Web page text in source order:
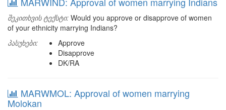
შეკითხვის ტექსტი: Would you approve or disapprove of women
of your ethnicity marrying Indians?
პასუხები:
Approve
Disapprove
DK/RA
MARWMOL: Approval of women marrying
Molokan